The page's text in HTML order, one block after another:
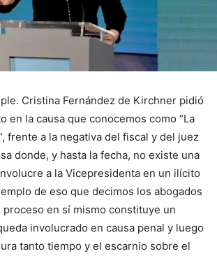
Cristina Fernández de Kirchner pidió
en la causa que conocemos como “La
frente a la negativa del fiscal y del juez
donde, y hasta la fecha, no existe una
a la Vicepresidenta en un ilícito
de eso que decimos los abogados
proceso en sí mismo constituye un
involucrado en causa penal y luego
tanto tiempo y el escarnio sobre el